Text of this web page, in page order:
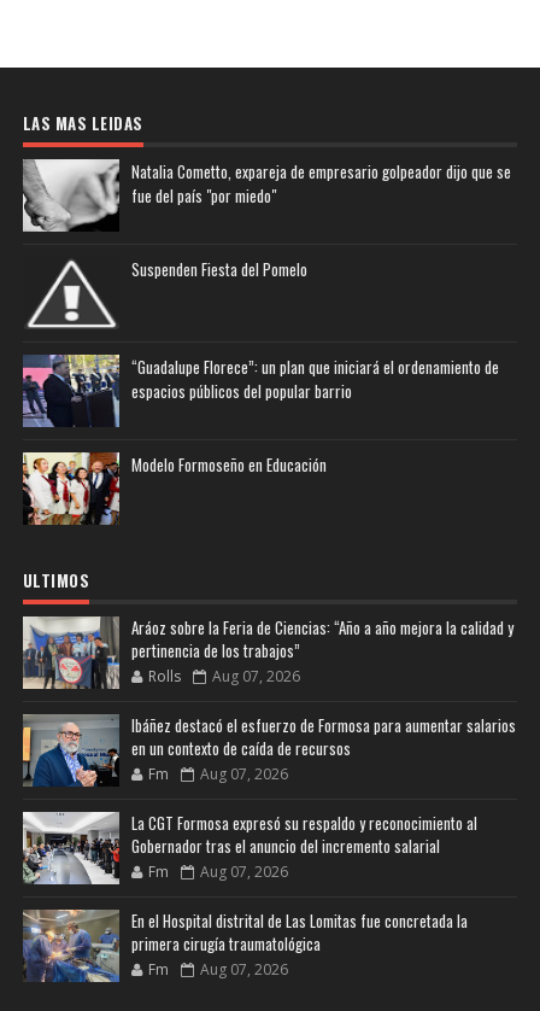
LAS MAS LEIDAS
Natalia Cometto, expareja de empresario golpeador dijo que se
fue del país "por miedo"
Suspenden Fiesta del Pomelo
“Guadalupe Florece”: un plan que iniciará el ordenamiento de
espacios públicos del popular barrio
Modelo Formoseño en Educación
ULTIMOS
Aráoz sobre la Feria de Ciencias: “Año a año mejora la calidad y
pertinencia de los trabajos”
Rolls Aug 07, 2026
Ibáñez destacó el esfuerzo de Formosa para aumentar salarios
en un contexto de caída de recursos
Fm Aug 07, 2026
La CGT Formosa expresó su respaldo y reconocimiento al
Gobernador tras el anuncio del incremento salarial
Fm Aug 07, 2026
En el Hospital distrital de Las Lomitas fue concretada la
primera cirugía traumatológica
Fm Aug 07, 2026